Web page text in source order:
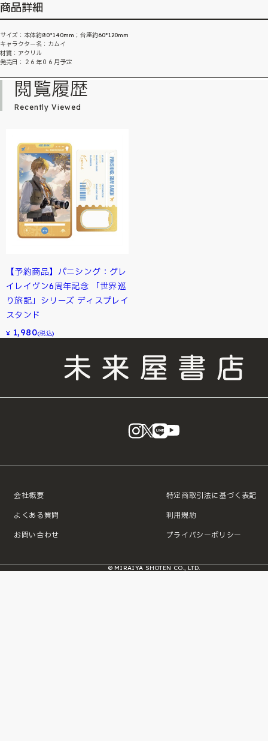
商品詳細
サイズ：本体約80*140mm；台座約60*120mm
キャラクター名：カムイ
材質：アクリル
発売日：２６年０６月予定
閲覧履歴
Recently Viewed
【予約商品】パニシング：グレ
イレイヴン6周年記念 「世界巡
り旅記」シリーズ ディスプレイ
スタンド
¥ 1,980(税込)
instagram
X LINE
会社概要
よくある質問
お問い合わせ
特定商取引法に基づく表記
利用規約
プライバシーポリシー
© MIRAIYA SHOTEN CO., LTD.